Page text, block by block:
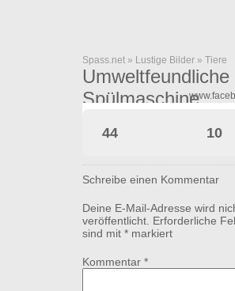
Spass.net » Lustige Bilder » Tiere
Umweltfeundliche
Spülmaschine
44 10
Schreibe einen Kommentar
Deine E-Mail-Adresse wird
veröffentlicht. Erforderliche
sind mit * markiert
Kommentar *